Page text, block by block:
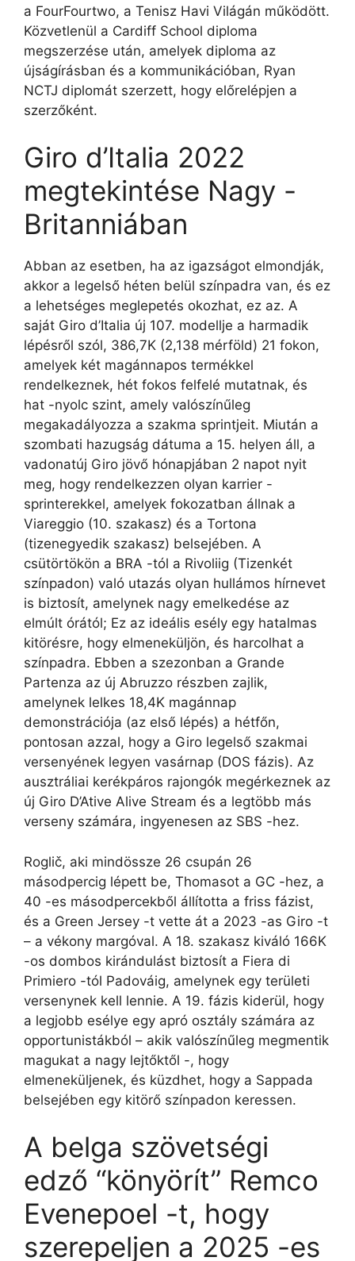
a FourFourtwo, a Tenisz Havi Világán működött.
Közvetlenül a Cardiff School diploma
megszerzése után, amelyek diploma az
újságírásban és a kommunikációban, Ryan
NCTJ diplomát szerzett, hogy előrelépjen a
szerzőként.
Giro d’Italia 2022
megtekintése Nagy -
Britanniában
Abban az esetben, ha az igazságot elmondják,
akkor a legelső héten belül színpadra van, és ez
a lehetséges meglepetés okozhat, ez az. A
saját Giro d’Italia új 107. modellje a harmadik
lépésről szól, 386,7K (2,138 mérföld) 21 fokon,
amelyek két magánnapos termékkel
rendelkeznek, hét fokos felfelé mutatnak, és
hat -nyolc szint, amely valószínűleg
megakadályozza a szakma sprintjeit. Miután a
szombati hazugság dátuma a 15. helyen áll, a
vadonatúj Giro jövő hónapjában 2 napot nyit
meg, hogy rendelkezzen olyan karrier -
sprinterekkel, amelyek fokozatban állnak a
Viareggio (10. szakasz) és a Tortona
(tizenegyedik szakasz) belsejében. A
csütörtökön a BRA -tól a Rivoliig (Tizenkét
színpadon) való utazás olyan hullámos hírnevet
is biztosít, amelynek nagy emelkedése az
elmúlt órától; Ez az ideális esély egy hatalmas
kitörésre, hogy elmeneküljön, és harcolhat a
színpadra. Ebben a szezonban a Grande
Partenza az új Abruzzo részben zajlik,
amelynek lelkes 18,4K magánnap
demonstrációja (az első lépés) a hétfőn,
pontosan azzal, hogy a Giro legelső szakmai
versenyének legyen vasárnap (DOS fázis). Az
ausztráliai kerékpáros rajongók megérkeznek az
új Giro D’Ative Alive Stream és a legtöbb más
verseny számára, ingyenesen az SBS -hez.
Roglič, aki mindössze 26 csupán 26
másodpercig lépett be, Thomasot a GC -hez, a
40 -es másodpercekből állította a friss fázist,
és a Green Jersey -t vette át a 2023 -as Giro -t
– a vékony margóval. A 18. szakasz kiváló 166K
-os dombos kirándulást biztosít a Fiera di
Primiero -tól Padováig, amelynek egy területi
versenynek kell lennie. A 19. fázis kiderül, hogy
a legjobb esélye egy apró osztály számára az
opportunistákból – akik valószínűleg megmentik
magukat a nagy lejtőktől -, hogy
elmeneküljenek, és küzdhet, hogy a Sappada
belsejében egy kitörő színpadon keressen.
A belga szövetségi
edző “könyörít” Remco
Evenepoel -t, hogy
szerepeljen a 2025 -es